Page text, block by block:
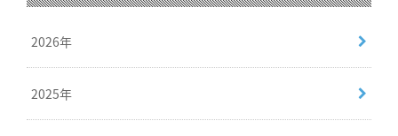
2026年
2025年